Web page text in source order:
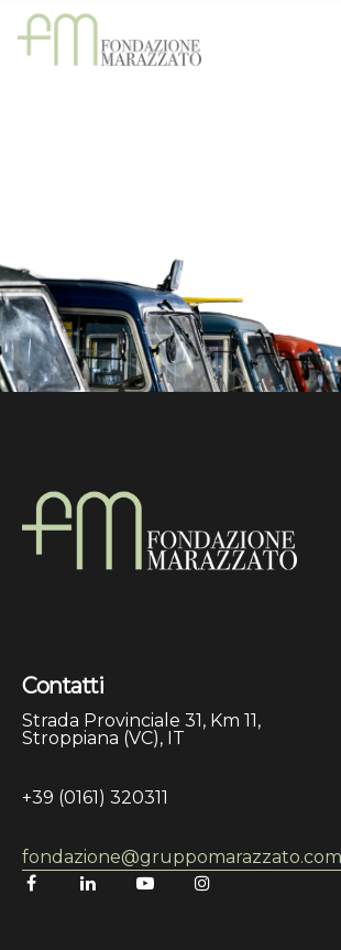
Contatti
Strada Provinciale 31, Km 11,
Stroppiana (VC), IT
+39 (0161) 320311
fondazione@gruppomarazzato.com